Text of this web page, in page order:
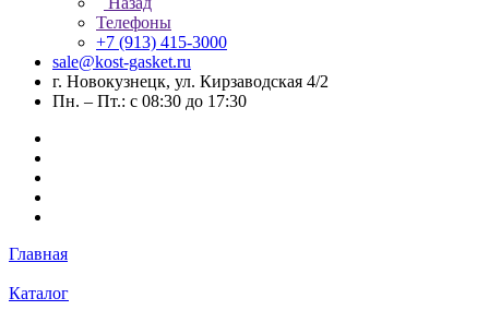
Телефоны
+7 (913) 415-3000
sale@kost-gasket.ru
г. Новокузнецк, ул. Кирзаводская 4/2
Пн. – Пт.: с 08:30 до 17:30
Главная
Каталог